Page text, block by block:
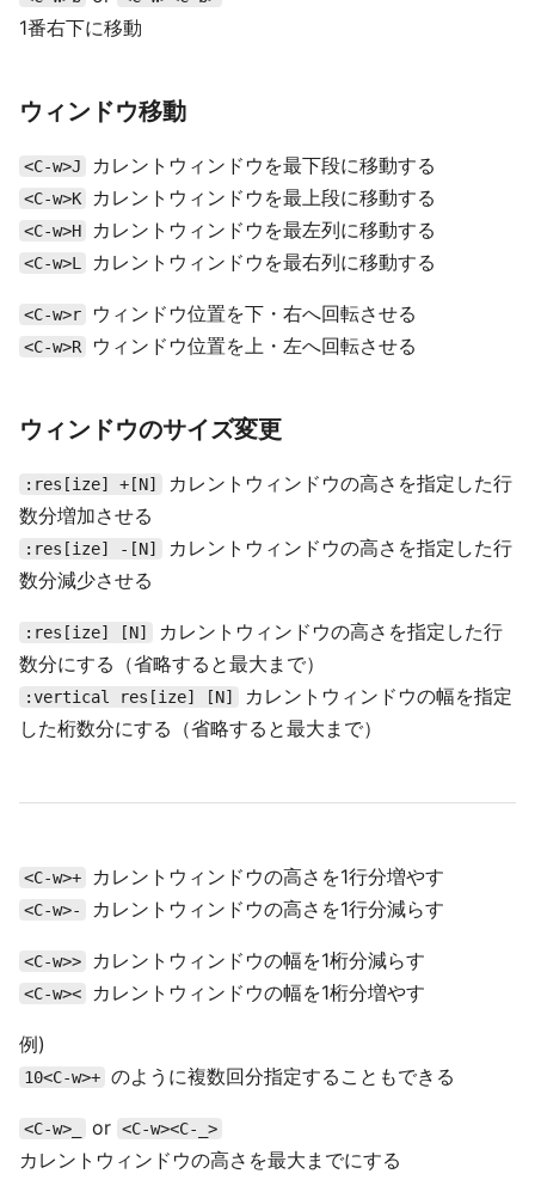
1番右下に移動
ウィンドウ移動
<C-w>J カレントウィンドウを最下段に移動する
<C-w>K カレントウィンドウを最上段に移動する
<C-w>H カレントウィンドウを最左列に移動する
<C-w>L カレントウィンドウを最右列に移動する
<C-w>r ウィンドウ位置を下・右へ回転させる
<C-w>R ウィンドウ位置を上・左へ回転させる
ウィンドウのサイズ変更
:res[ize] +[N]
カレントウィンドウの高さを指定した行
数分増加させる
:res[ize] -[N]
カレントウィンドウの高さを指定した行
数分減少させる
:res[ize] [N]
カレントウィンドウの高さを指定した行
数分にする（省略すると最大まで）
:vertical res[ize] [N]
カレントウィンドウの幅を指定
した桁数分にする（省略すると最大まで）
<C-w>+ カレントウィンドウの高さを1行分増やす
<C-w>- カレントウィンドウの高さを1行分減らす
<C-w>> カレントウィンドウの幅を1桁分減らす
<C-w>< カレントウィンドウの幅を1桁分増やす
例)
10<C-w>+ のように複数回分指定することもできる
<C-w>_ or <C-w><C-_>
カレントウィンドウの高さを最大までにする